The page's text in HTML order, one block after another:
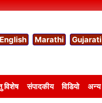
English Marathi Gujarati
विशेष संपादकीय विडियो अन्य